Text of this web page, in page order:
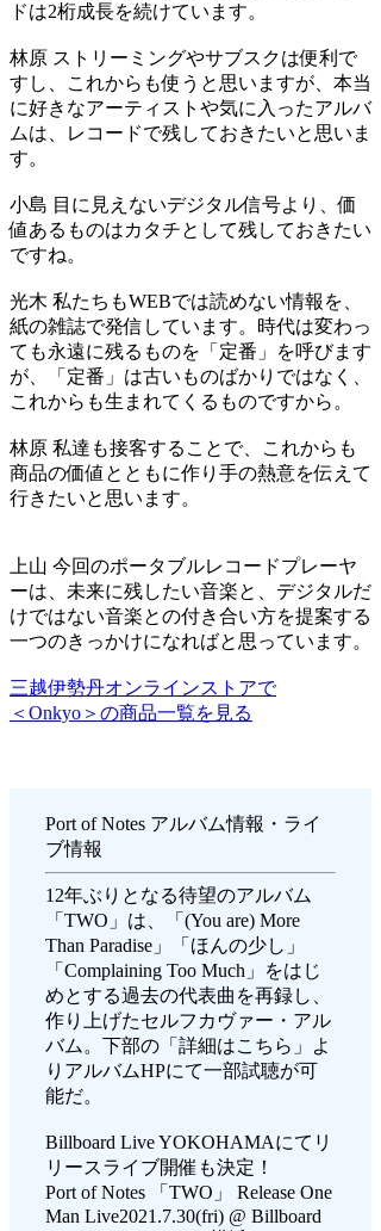
ドは2桁成長を続けています。
林原 ストリーミングやサブスクは便利で
すし、これからも使うと思いますが、本当
に好きなアーティストや気に入ったアルバ
ムは、レコードで残しておきたいと思いま
す。
小島 目に見えないデジタル信号より、価
値あるものはカタチとして残しておきたい
ですね。
光木 私たちもWEBでは読めない情報を、
紙の雑誌で発信しています。時代は変わっ
ても永遠に残るものを「定番」を呼びます
が、「定番」は古いものばかりではなく、
これからも生まれてくるものですから。
林原 私達も接客することで、これからも
商品の価値とともに作り手の熱意を伝えて
行きたいと思います。
上山 今回のポータブルレコードプレーヤ
ーは、未来に残したい音楽と、デジタルだ
けではない音楽との付き合い方を提案する
一つのきっかけになればと思っています。
三越伊勢丹オンラインストアで
＜Onkyo＞の商品一覧を見る
Port of Notes アルバム情報・ライ
ブ情報
12年ぶりとなる待望のアルバム
「TWO」は、「(You are) More
Than Paradise」「ほんの少し」
「Complaining Too Much」をはじ
めとする過去の代表曲を再録し、
作り上げたセルフカヴァー・アル
バム。下部の「詳細はこちら」よ
りアルバムHPにて一部試聴が可
能だ。
Billboard Live YOKOHAMAにてリ
リースライブ開催も決定！
Port of Notes 「TWO」 Release One
Man Live2021.7.30(fri) @ Billboard